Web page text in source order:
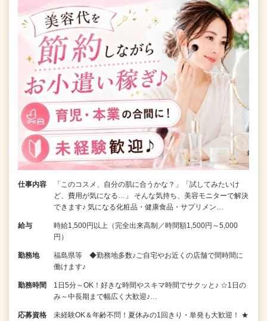
仕事内容
「このコスメ、自分の肌に合うかな？」「試してみたいけ
ど、費用が気になる…」 そんな気持ち、美容モニターで解決
できます♪ 気になる化粧品・健康食品・サプリメン…
給与
時給1,500円以上（完全出来高制／時間額1,500円～5,000
円）
勤務地
福島県等 ◆勤務地多数♪ご自宅やお近くの店舗で間時間に
働けます♪
勤務時間
1日5分～OK！好きな時間やスキマ時間でサクッと♪ ☆1日の
み～中長期まで幅広く大歓迎♪…
応募資格
未経験OK＆年齢不問！夏休みの1回きり・単発も大歓迎！ ★